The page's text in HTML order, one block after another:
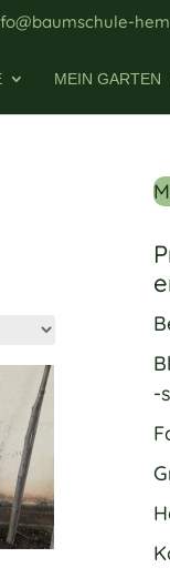
MEIN GARTEN
-